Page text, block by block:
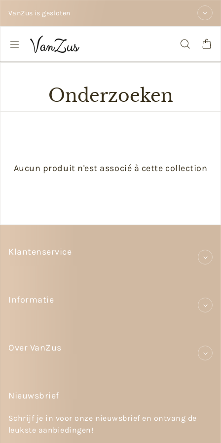
VanZus is gesloten
Onderzoeken
Aucun produit n'est associé à cette collection
Klantenservice
Informatie
Over VanZus
Nieuwsbrief
Schrijf je in voor onze nieuwsbrief en ontvang de
leukste aanbiedingen!